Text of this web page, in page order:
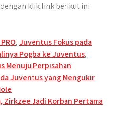
dengan klik link berikut ini
,Juventus Fokus pada
Pogba ke Juventus,
Menuju Perpisahan
Juventus yang Mengukir
Zirkzee Jadi Korban Pertama